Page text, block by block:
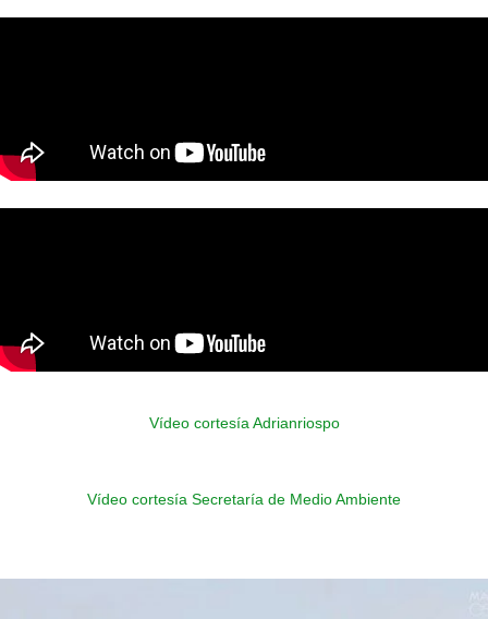
Vídeo cortesía Adrianriospo
Vídeo cortesía Secretaría de Medio Ambiente